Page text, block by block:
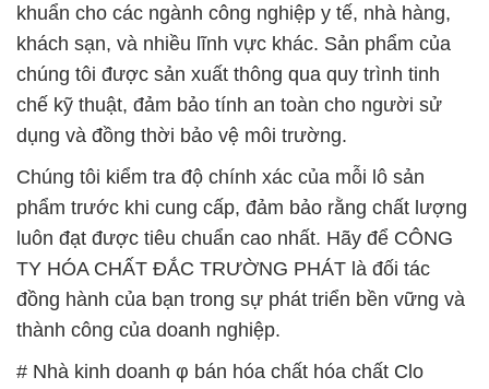
khuẩn cho các ngành công nghiệp y tế, nhà hàng,
khách sạn, và nhiều lĩnh vực khác. Sản phẩm của
chúng tôi được sản xuất thông qua quy trình tinh
chế kỹ thuật, đảm bảo tính an toàn cho người sử
dụng và đồng thời bảo vệ môi trường.
Chúng tôi kiểm tra độ chính xác của mỗi lô sản
phẩm trước khi cung cấp, đảm bảo rằng chất lượng
luôn đạt được tiêu chuẩn cao nhất. Hãy để CÔNG
TY HÓA CHẤT ĐẮC TRƯỜNG PHÁT là đối tác
đồng hành của bạn trong sự phát triển bền vững và
thành công của doanh nghiệp.
# Nhà kinh doanh φ bán hóa chất hóa chất Clo